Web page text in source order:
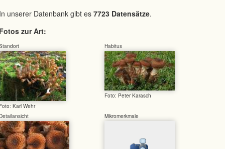
unserer Datenbank gibt es 7723 Datensätze.
zur Art:
Karl Wehr
Habitus
Foto: Peter Karasch
Mikromerkmale